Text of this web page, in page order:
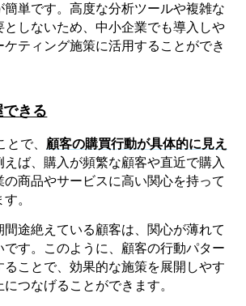
簡単です。高度な分析ツールや複雑な
としないため、中小企業でも導入しや
ティング施策に活用することができ
きる
で、 顧客の購買行動が具体的に見え
えば、購入が頻繁な顧客や直近で購入
の商品やサービスに高い関心を持って
。
間途絶えている顧客は、関心が薄れて
です。このように、顧客の行動パター
ることで、効果的な施策を展開しやす
つなげることができます。